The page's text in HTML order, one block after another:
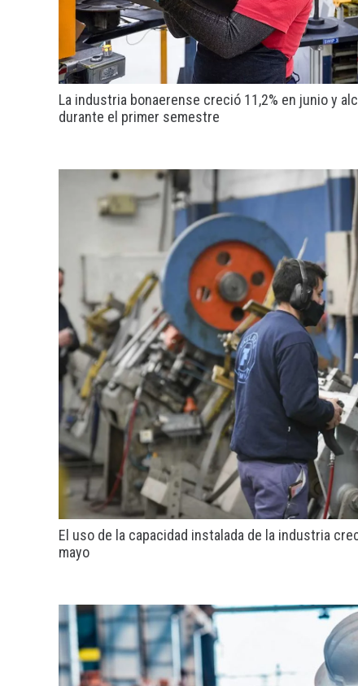
La industria bonaerense creció 11,2% en junio y
durante el primer semestre
El uso de la capacidad instalada de la industria
mayo